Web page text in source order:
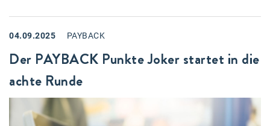
04.09.2025 PAYBACK
Der PAYBACK Punkte Joker startet in die
achte Runde